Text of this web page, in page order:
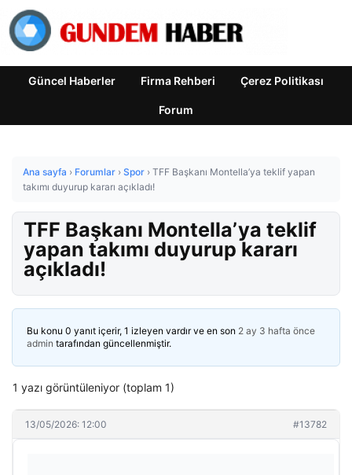
Güncel Haberler Firma Rehberi Çerez Politikası
Forum
Ana sayfa › Forumlar › Spor › TFF Başkanı Montella’ya teklif yapan
takımı duyurup kararı açıkladı!
TFF Başkanı Montella’ya teklif
yapan takımı duyurup kararı
açıkladı!
Bu konu 0 yanıt içerir, 1 izleyen vardır ve en son 2 ay 3 hafta önce
admin tarafından güncellenmiştir.
1 yazı görüntüleniyor (toplam 1)
13/05/2026: 12:00 #13782